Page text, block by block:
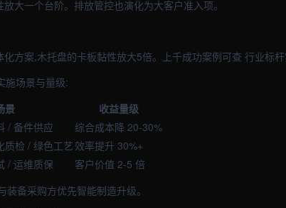
大一个台阶。排放管控也演化为大客户准入项。
方案,木托盘的卡板黏性放大5倍。上千成功案例可查 行业标
施场景与量级:
景
收益量级
/ 备件供应
综合成本降 20-30%
质检 / 绿色工艺效率提升 30%+
/ 运维质保
客户价值 2-5 倍
备采购方优先智能制造升级。